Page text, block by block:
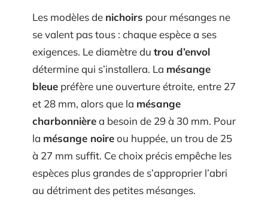
Les modèles de nichoirs pour mésanges ne
se valent pas tous : chaque espèce a ses
exigences. Le diamètre du trou d’envol
détermine qui s’installera. La mésange
bleue préfère une ouverture étroite, entre 27
et 28 mm, alors que la mésange
charbonnièrea besoin de 29 à 30 mm. Pour
la mésange noireou huppée, un trou de 25
à 27 mm suffit. Ce choix précis empêche les
espèces plus grandes de s’approprier l’abri
au détriment des petites mésanges.